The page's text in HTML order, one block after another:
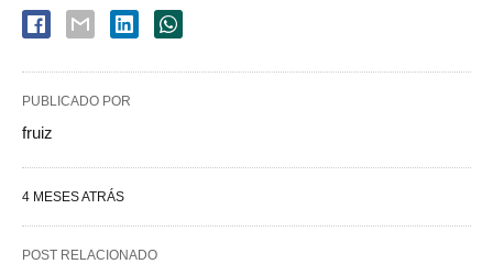
PUBLICADO POR
fruiz
4 MESES ATRÁS
POST RELACIONADO